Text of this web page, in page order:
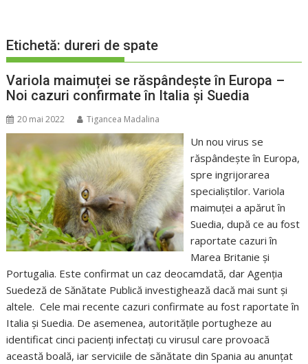
Etichetă: dureri de spate
Variola maimuței se răspândește în Europa –
Noi cazuri confirmate în Italia și Suedia
20 mai 2022 Tigancea Madalina
Un nou virus se
răspândește în Europa,
spre ingrijorarea
specialiștilor. Variola
maimuței a apărut în
Suedia, după ce au fost
raportate cazuri în
Marea Britanie și
Portugalia. Este confirmat un caz deocamdată, dar Agenția
Suedeză de Sănătate Publică investighează dacă mai sunt și
altele. Cele mai recente cazuri confirmate au fost raportate în
Italia și Suedia. De asemenea, autorităţile portugheze au
identificat cinci pacienți infectați cu virusul care provoacă
această boală, iar serviciile de sănătate din Spania au anunțat